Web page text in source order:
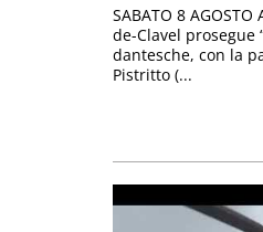
SABATO 8 AGOSTO
de-Clavel prosegue
dantesche, con la
Pistritto (...